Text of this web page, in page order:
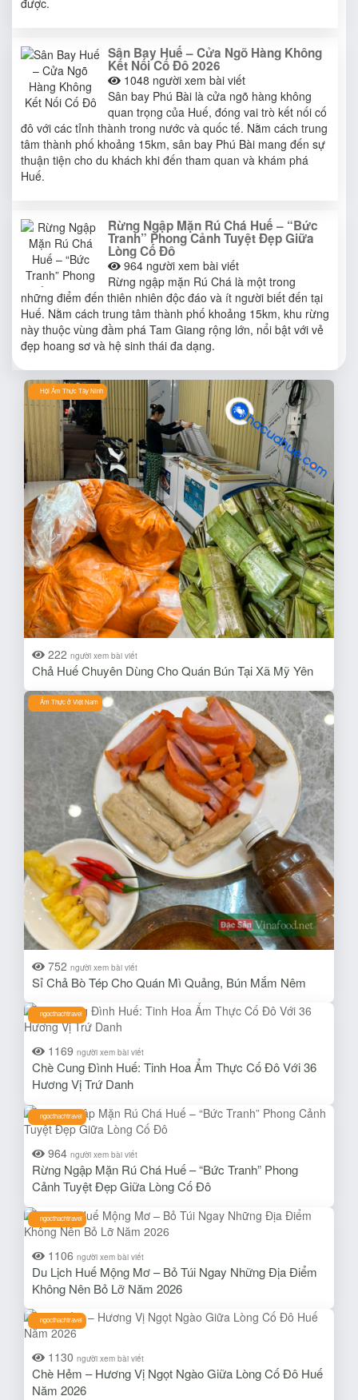
Sân Bay Huế – Cửa Ngõ Hàng Không
Kết Nối Cố Đô 2026
1048 người xem bài viết
Sân bay Phú Bài là cửa ngõ hàng không
quan trọng của Huế, đóng vai trò kết nối cố
đô với các tỉnh thành trong nước và quốc tế. Nằm cách trung
tâm thành phố khoảng 15km, sân bay Phú Bài mang đến sự
thuận tiện cho du khách khi đến tham quan và khám phá
Huế.
Rừng Ngập Mặn Rú Chá Huế – “Bức
Tranh” Phong Cảnh Tuyệt Đẹp Giữa
Lòng Cố Đô
964 người xem bài viết
Rừng ngập mặn Rú Chá là một trong
những điểm đến thiên nhiên độc đáo và ít người biết đến tại
Huế. Nằm cách trung tâm thành phố khoảng 15km, khu rừng
này thuộc vùng đầm phá Tam Giang rộng lớn, nổi bật với vẻ
đẹp hoang sơ và hệ sinh thái đa dạng.
Hội Ẩm Thực Tây Ninh
222 người xem bài viết
Chả Huế Chuyên Dùng Cho Quán Bún Tại Xã Mỹ Yên
Ẩm Thực ở Việt Nam
752 người xem bài viết
Sỉ Chả Bò Tép Cho Quán Mì Quảng, Bún Mắm Nêm
ngocthachtravel
1169 người xem bài viết
Chè Cung Đình Huế: Tinh Hoa Ẩm Thực Cố Đô Với 36
Hương Vị Trứ Danh
ngocthachtravel
964 người xem bài viết
Rừng Ngập Mặn Rú Chá Huế – “Bức Tranh” Phong
Cảnh Tuyệt Đẹp Giữa Lòng Cố Đô
ngocthachtravel
1106 người xem bài viết
Du Lịch Huế Mộng Mơ – Bỏ Túi Ngay Những Địa Điểm
Không Nên Bỏ Lỡ Năm 2026
ngocthachtravel
1130 người xem bài viết
Chè Hẻm – Hương Vị Ngọt Ngào Giữa Lòng Cố Đô Huế
Năm 2026